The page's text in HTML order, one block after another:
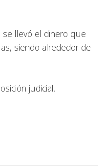
se llevó el dinero que
siendo alrededor de
judicial.